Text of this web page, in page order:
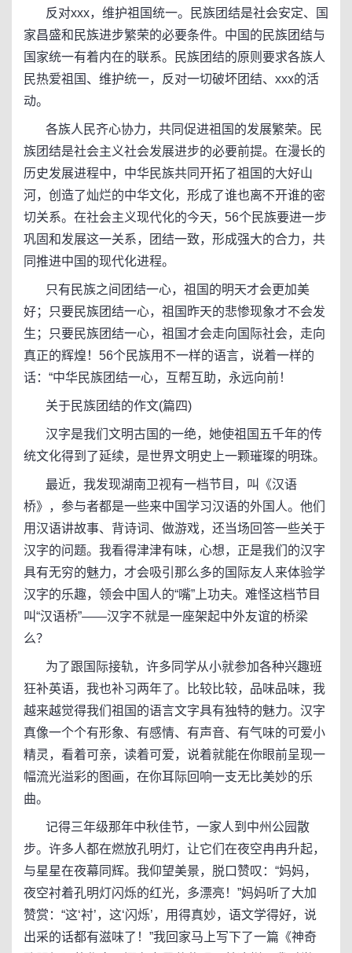
反对xxx，维护祖国统一。民族团结是社会安定、国
家昌盛和民族进步繁荣的必要条件。中国的民族团结与
国家统一有着内在的联系。民族团结的原则要求各族人
民热爱祖国、维护统一，反对一切破坏团结、xxx的活
动。
各族人民齐心协力，共同促进祖国的发展繁荣。民
族团结是社会主义社会发展进步的必要前提。在漫长的
历史发展进程中，中华民族共同开拓了祖国的大好山
河，创造了灿烂的中华文化，形成了谁也离不开谁的密
切关系。在社会主义现代化的今天，56个民族要进一步
巩固和发展这一关系，团结一致，形成强大的合力，共
同推进中国的现代化进程。
只有民族之间团结一心，祖国的明天才会更加美
好；只要民族团结一心，祖国昨天的悲惨现象才不会发
生；只要民族团结一心，祖国才会走向国际社会，走向
真正的辉煌！56个民族用不一样的语言，说着一样的
话：“中华民族团结一心，互帮互助，永远向前！
关于民族团结的作文(篇四)
汉字是我们文明古国的一绝，她使祖国五千年的传
统文化得到了延续，是世界文明史上一颗璀璨的明珠。
最近，我发现湖南卫视有一档节目，叫《汉语
桥》，参与者都是一些来中国学习汉语的外国人。他们
用汉语讲故事、背诗词、做游戏，还当场回答一些关于
汉字的问题。我看得津津有味，心想，正是我们的汉字
具有无穷的魅力，才会吸引那么多的国际友人来体验学
汉字的乐趣，领会中国人的“嘴”上功夫。难怪这档节目
叫“汉语桥”——汉字不就是一座架起中外友谊的桥梁
么？
为了跟国际接轨，许多同学从小就参加各种兴趣班
狂补英语，我也补习两年了。比较比较，品味品味，我
越来越觉得我们祖国的语言文字具有独特的魅力。汉字
真像一个个有形象、有感情、有声音、有气味的可爱小
精灵，看着可亲，读着可爱，说着就能在你眼前呈现一
幅流光溢彩的图画，在你耳际回响一支无比美妙的乐
曲。
记得三年级那年中秋佳节，一家人到中州公园散
步。许多人都在燃放孔明灯，让它们在夜空冉冉升起，
与星星在夜幕同辉。我仰望美景，脱口赞叹：“妈妈，
夜空衬着孔明灯闪烁的红光，多漂亮！”妈妈听了大加
赞赏：“这‘衬’，这‘闪烁’，用得真妙，语文学得好，说
出采的话都有滋味了！”我回家马上写下了一篇《神奇